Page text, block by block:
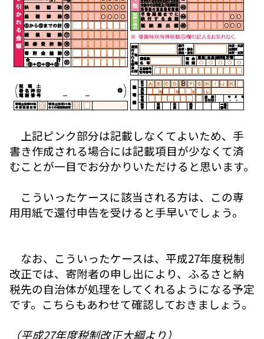
上記ピンク部分は記載しなくてよいため、手
書き作成される場合には記載項目が少なくて済
むことが一目でお分かりいただけると思います。
こういったケースに該当される方は、この専
用用紙で還付申告を受けると手早いでしょう。
なお、こういったケースは、平成27年度税制
改正では、寄附者の申し出により、ふるさと納
税先の自治体が処理をしてくれるようになる予定
です。こちらもあわせて確認しておきましょう。
（平成27年度税制改正大綱より）